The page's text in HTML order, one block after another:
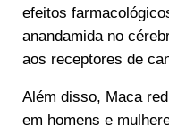
efeitos
anandamida no
aos receptores de
Além disso, Maca
em homens e